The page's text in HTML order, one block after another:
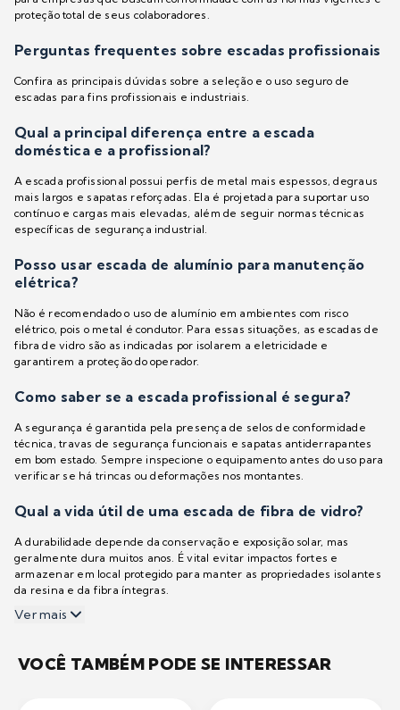
proteção total de seus colaboradores.
Perguntas frequentes sobre escadas profissionais
Confira as principais dúvidas sobre a seleção e o uso seguro de
escadas para fins profissionais e industriais.
Qual a principal diferença entre a escada
doméstica e a profissional?
A escada profissional possui perfis de metal mais espessos, degraus
mais largos e sapatas reforçadas. Ela é projetada para suportar uso
contínuo e cargas mais elevadas, além de seguir normas técnicas
específicas de segurança industrial.
Posso usar escada de alumínio para manutenção
elétrica?
Não é recomendado o uso de alumínio em ambientes com risco
elétrico, pois o metal é condutor. Para essas situações, as escadas de
fibra de vidro são as indicadas por isolarem a eletricidade e
garantirem a proteção do operador.
Como saber se a escada profissional é segura?
A segurança é garantida pela presença de selos de conformidade
técnica, travas de segurança funcionais e sapatas antiderrapantes
em bom estado. Sempre inspecione o equipamento antes do uso para
verificar se há trincas ou deformações nos montantes.
Qual a vida útil de uma escada de fibra de vidro?
A durabilidade depende da conservação e exposição solar, mas
geralmente dura muitos anos. É vital evitar impactos fortes e
armazenar em local protegido para manter as propriedades isolantes
da resina e da fibra íntegras.
Ver mais
VOCÊ TAMBÉM PODE SE INTERESSAR